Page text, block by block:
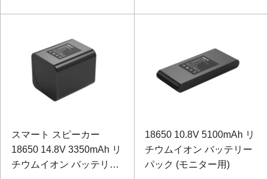
スマート スピーカー
18650 14.8V 3350mAh リ
チウムイオン バッテリー
18650 10.8V 5100mAh リ
チウムイオン バッテリー
パック (モニター用)